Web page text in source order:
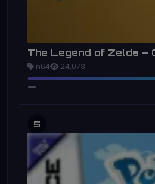
The Legend of Zelda –
n64 24,073
5